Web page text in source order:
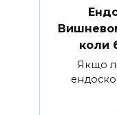
коли
Якщо